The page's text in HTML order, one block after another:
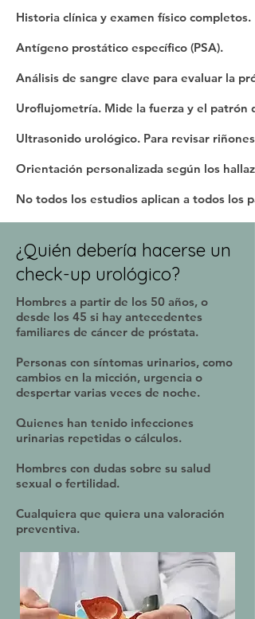
Historia clínica y examen físico completos.
Antígeno prostático específico (PSA).
Análisis de sangre clave para evaluar la
Uroflujometría. Mide la fuerza y el patrón
Ultrasonido urológico. Para revisar
Orientación personalizada según los
No todos los estudios aplican a todos los
¿Quién debería hacerse un
check-up urológico?
Hombres a partir de los 50 años, o
desde los 45 si hay antecedentes
familiares de cáncer de próstata.
Personas con síntomas urinarios, como
cambios en la micción, urgencia o
despertar varias veces de noche.
Quienes han tenido infecciones
urinarias repetidas o cálculos.
Hombres con dudas sobre su salud
sexual o fertilidad.
Cualquiera que quiera una valoración
preventiva.